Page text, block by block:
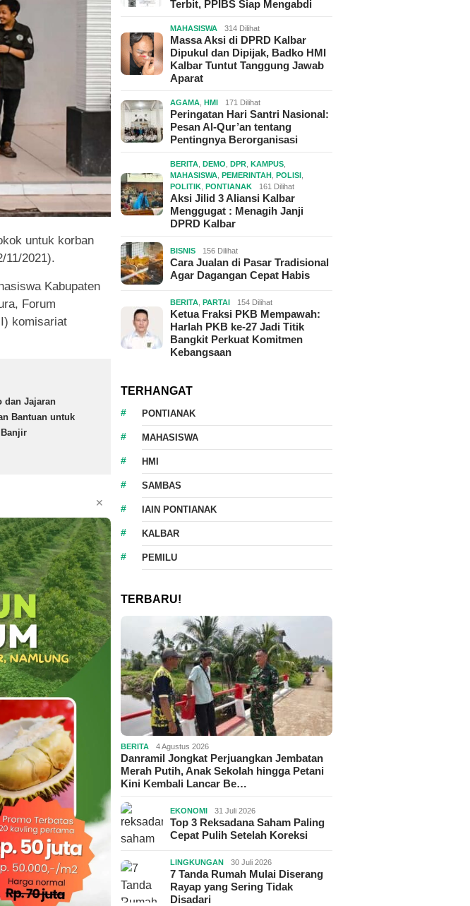
untuk korban
11/2021).
Kabupaten
Forum
komisariat
dan Jajaran
Bantuan untuk
✕
Terbit, PPIBS Siap Mengabdi
MAHASISWA 314 Dilihat
Massa Aksi di DPRD Kalbar
Dipukul dan Dipijak, Badko HMI
Kalbar Tuntut Tanggung Jawab
Aparat
AGAMA ,HMI 171 Dilihat
Peringatan Hari Santri Nasional:
Pesan Al-Qur’an tentang
Pentingnya Berorganisasi
BERITA ,DEMO ,DPR ,KAMPUS
MAHASISWA ,PEMERINTAH ,POLISI
POLITIK ,PONTIANAK 161 Dilihat
Aksi Jilid 3 Aliansi Kalbar
Menggugat : Menagih Janji
DPRD Kalbar
BISNIS 156 Dilihat
Cara Jualan di Pasar Tradisional
Agar Dagangan Cepat Habis
BERITA ,PARTAI 154 Dilihat
Ketua Fraksi PKB Mempawah:
Harlah PKB ke-27 Jadi Titik
Bangkit Perkuat Komitmen
Kebangsaan
TERHANGAT
PONTIANAK
MAHASISWA
HMI
SAMBAS
IAIN PONTIANAK
KALBAR
PEMILU
TERBARU!
BERITA 4 Agustus 2026
Danramil Jongkat Perjuangkan Jembatan
Merah Putih, Anak Sekolah hingga Petani
Kini Kembali Lancar Be…
EKONOMI 31 Juli 2026
Top 3 Reksadana Saham Paling
Cepat Pulih Setelah Koreksi
LINGKUNGAN 30 Juli 2026
7 Tanda Rumah Mulai Diserang
Rayap yang Sering Tidak
Disadari